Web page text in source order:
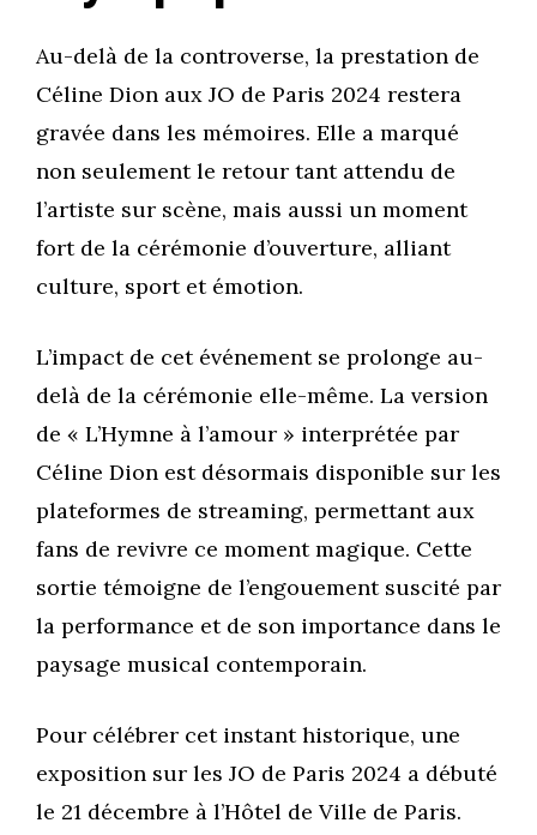
Au-delà de la controverse, la prestation de
Céline Dion aux JO de Paris 2024 restera
gravée dans les mémoires. Elle a marqué
non seulement le retour tant attendu de
l’artiste sur scène, mais aussi un moment
fort de la cérémonie d’ouverture, alliant
culture, sport et émotion.
L’impact de cet événement se prolonge au-
delà de la cérémonie elle-même. La version
de « L’Hymne à l’amour » interprétée par
Céline Dion est désormais disponible sur les
plateformes de streaming, permettant aux
fans de revivre ce moment magique. Cette
sortie témoigne de l’engouement suscité par
la performance et de son importance dans le
paysage musical contemporain.
Pour célébrer cet instant historique, une
exposition sur les JO de Paris 2024 a débuté
le 21 décembre à l’Hôtel de Ville de Paris.